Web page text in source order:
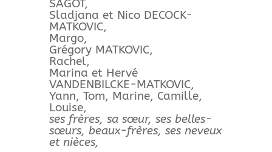
SAGOT,
Sladjana et Nico DECOCK-
MATKOVIC,
Margo,
Grégory MATKOVIC,
Rachel,
Marina et Hervé
VANDENBILCKE-MATKOVIC,
Yann, Tom, Marine, Camille,
Louise,
ses frères, sa sœur, ses belles-
sœurs, beaux-frères, ses neveux
et nièces,